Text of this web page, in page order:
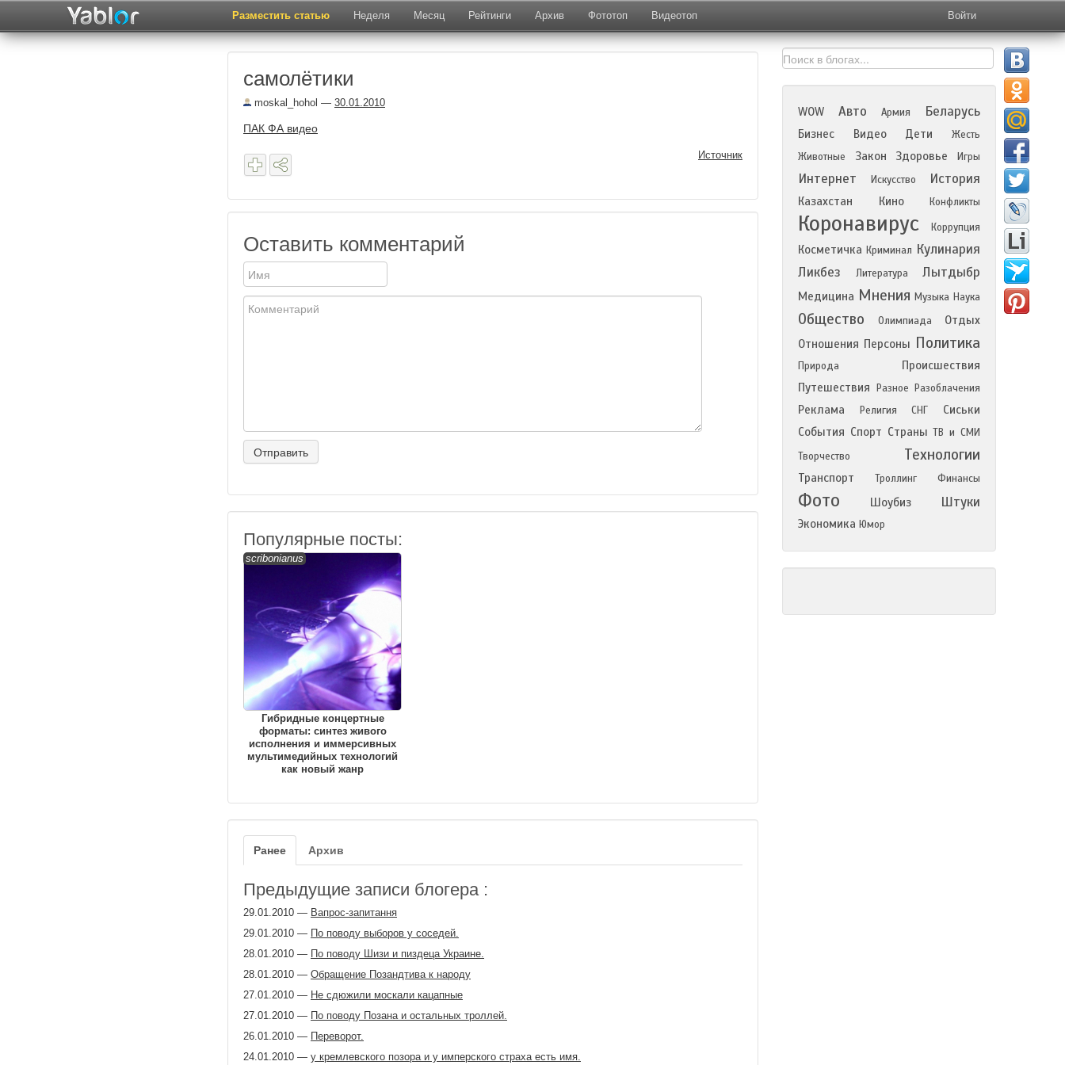
Разместить статью Неделя Месяц Рейтинги Архив Фототоп Видеотоп Войти
самолётики
moskal_hohol — 30.01.2010
ПАК ФА видео
Источник
Оставить комментарий
Популярные посты:
scribonianus
Гибридные концертные
форматы: синтез живого
исполнения и иммерсивных
мультимедийных технологий
как новый жанр
Ранее Архив
Предыдущие записи блогера :
29.01.2010 — Вапрос-запитання
29.01.2010 — По поводу выборов у соседей.
28.01.2010 — По поводу Шизи и пиздеца Украине.
28.01.2010 — Обращение Позандтива к народу
27.01.2010 — Не сдюжили москали кацапные
27.01.2010 — По поводу Позана и остальных троллей.
26.01.2010 — Переворот.
24.01.2010 — у кремлевского позора и у имперского страха есть имя.
WOW Авто Армия Беларусь
Бизнес Видео Дети
Жесть
Животные
Закон Здоровье Игры
Интернет Искусство История
Казахстан Кино Конфликты
Коронавирус Коррупция
Косметичка Криминал Кулинария
Ликбез
Литература Лытдыбр
Медицина Мнения Музыка Наука
Общество Олимпиада
Отдых
Отношения Персоны Политика
Природа
Происшествия
Путешествия
Разное Разоблачения
Реклама Религия СНГ
Сиськи
События Спорт Страны ТВ и СМИ
Творчество
Технологии
Транспорт Троллинг Финансы
Фото Шоубиз Штуки
Экономика Юмор